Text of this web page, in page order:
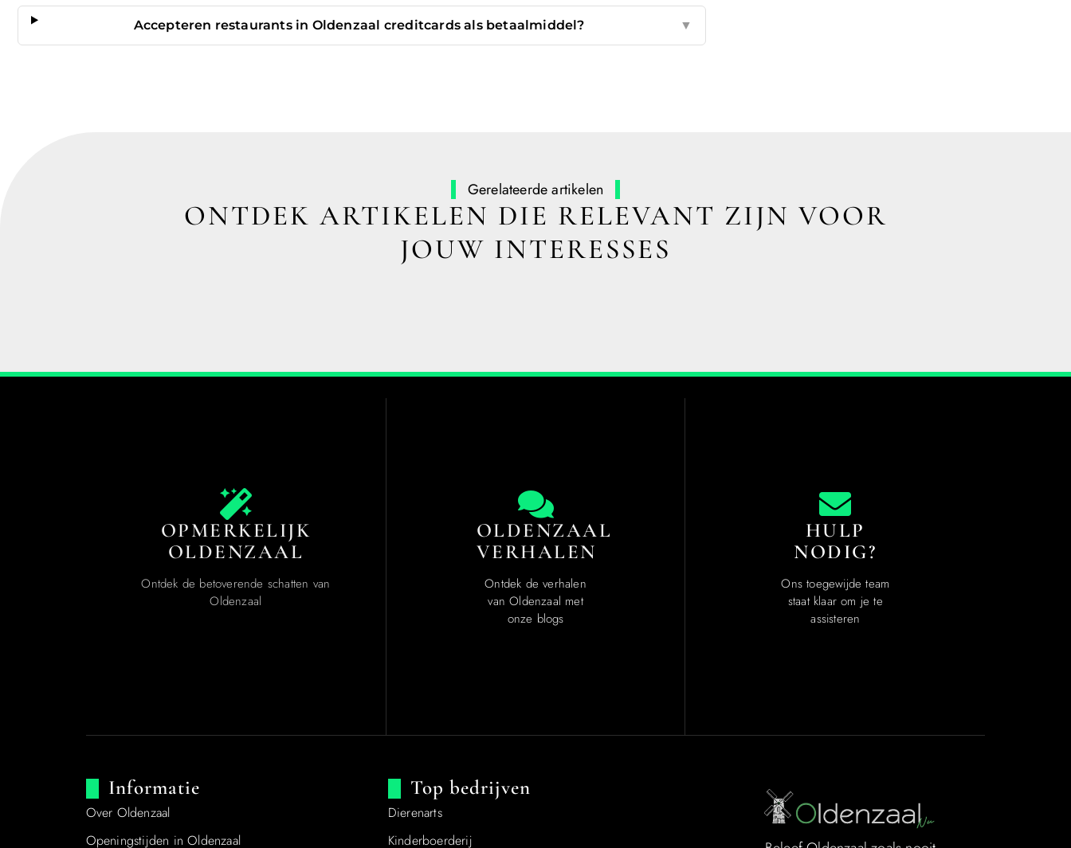
Accepteren restaurants in Oldenzaal creditcards als betaalmiddel? ▼
Gerelateerde artikelen
ONTDEK ARTIKELEN DIE RELEVANT ZIJN VOOR
JOUW INTERESSES
HULP
NODIG?
Ons toegewijde team
staat klaar om je te
assisteren
OLDENZAAL
VERHALEN
Ontdek de verhalen
van Oldenzaal met
onze blogs
OPMERKELIJK
OLDENZAAL
Ontdek de betoverende schatten van
Oldenzaal
Informatie
Over Oldenzaal
Openingstijden in Oldenzaal
Top bedrijven
Dierenarts
Kinderboerderij